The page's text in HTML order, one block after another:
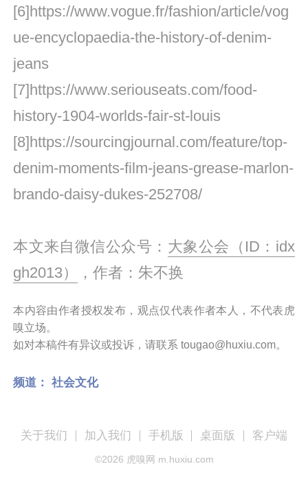
[6]https://www.vogue.fr/fashion/article/vog
ue-encyclopaedia-the-history-of-denim-
jeans
[7]https://www.seriouseats.com/food-
history-1904-worlds-fair-st-louis
[8]https://sourcingjournal.com/feature/top-
denim-moments-film-jeans-grease-marlon-
brando-daisy-dukes-252708/
本文来自微信公众号： 大象公会（ID：idx
gh2013）
，作者：朱不换
本内容由作者授权发布，观点仅代表作者本人，不代表虎
嗅立场。
如对本稿件有异议或投诉，请联系 tougao@huxiu.com。
频道： 社会文化
关于我们 加入我们 手机版 桌面版 客户端
©2026 虎嗅网 m.huxiu.com